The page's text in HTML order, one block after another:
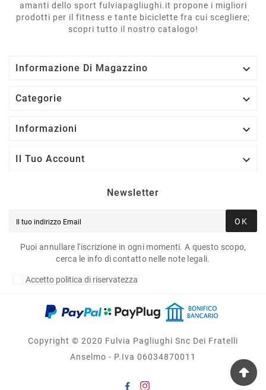
amanti dello sport fulviapagliughi.it propone i migliori
prodotti per il fitness e tante biciclette fra cui scegliere;
scopri tutto il nostro catalogo!
Informazione Di Magazzino 
Categorie 
Informazioni 
Il Tuo Account 
Newsletter
OK
Puoi annullare l'iscrizione in ogni momenti. A questo scopo,
cerca le info di contatto nelle note legali.
Accetto politica di riservatezza
Copyright © 2020 Fulvia Pagliughi Snc Dei Fratelli
Anselmo - P.Iva 06034870011